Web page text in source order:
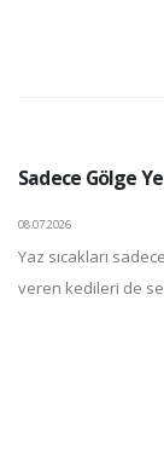
Sadece Gölge
08.07.2026
Yaz sıcakları
veren kedileri de